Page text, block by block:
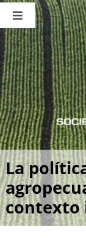
Saltar
contenido
Toggle
Navigation
Nosotros
Sala de
Eventos
La
contexto